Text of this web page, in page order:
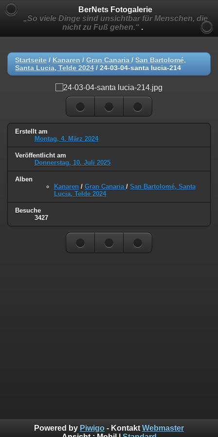
BerNets Fotogalerie
„So viele Dinge sind unsichtbar für Menschen, die
nicht zu Fuß gehen.“ .
Startseite / Kanaren / Gran Canaria / San Bartolomé,
Santa Lucia, Telde 2024 / 24-03-04-santa lucia-214
Erstellt am
Montag, 4. März 2024
Veröffentlicht am
Donnerstag, 10. Juli 2025
Alben
Kanaren / Gran Canaria / San Bartolomé, Santa
Lucia, Telde 2024
Besuche
3427
Powered by Piwigo - Kontakt Webmaster